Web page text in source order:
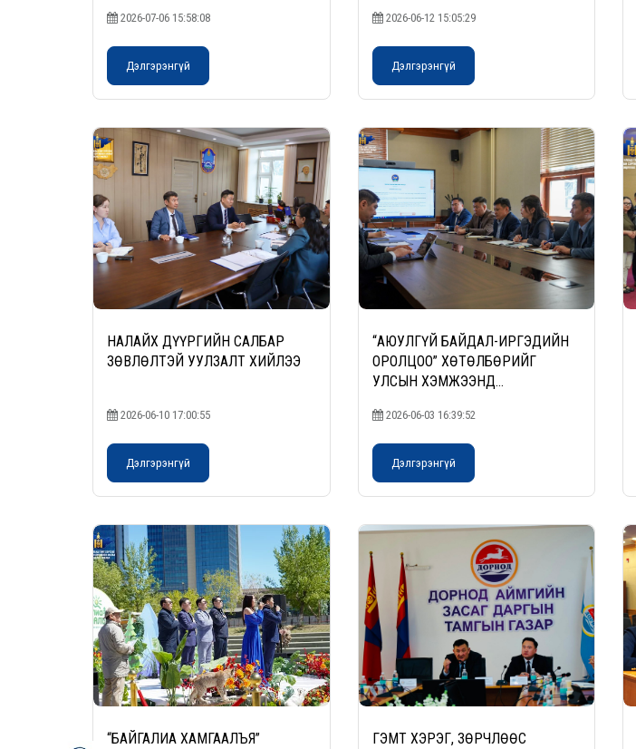
2026-07-06 15:58:08
Дэлгэрэнгүй
СУРГАЛТ БОЛЖ БАЙНА
2026-06-12 15:05:29
Дэлгэрэнгүй
НАЛАЙХ ДҮҮРГИЙН САЛБАР
ЗӨВЛӨЛТЭЙ УУЛЗАЛТ ХИЙЛЭЭ
2026-06-10 17:00:55
Дэлгэрэнгүй
“АЮУЛГҮЙ БАЙДАЛ-ИРГЭДИЙН
ОРОЛЦОО” ХӨТӨЛБӨРИЙГ
УЛСЫН ХЭМЖЭЭНД
2026-06-03 16:39:52
Дэлгэрэнгүй
“БАЙГАЛИА ХАМГААЛЪЯ”
ГЭМТ ХЭРЭГ, ЗӨРЧЛӨӨС